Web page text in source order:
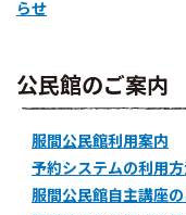
らせ
公民館のご案内
服間公民館利用案内
予約システムの利用
服間公民館自主講座